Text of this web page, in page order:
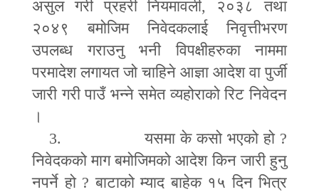
असुल गरी प्रहरी नियमावली, २०३८ तथा
२०४९ बमोजिम निवेदकलाई निवृत्तीभरण
उपलब्ध गराउनु भनी विपक्षीहरुका नाममा
परमादेश लगायत जो चाहिने आज्ञा आदेश वा पुर्जी
जारी गरी पाउँ भन्ने समेत व्यहोराको रिट निवेदन
।
3.
यसमा के कसो भएको हो ?
निवेदकको माग बमोजिमको आदेश किन जारी हुनु
नपर्ने हो ? बाटाको म्याद बाहेक १५ दिन भित्र